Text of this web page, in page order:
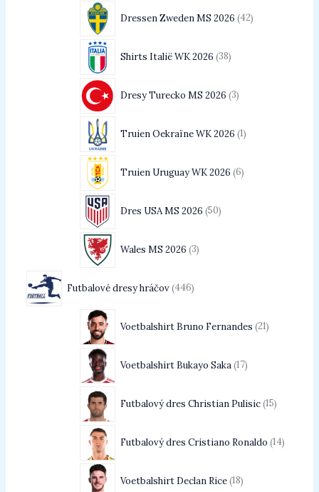
Dressen Zweden MS 2026 42
Shirts Italië WK 2026 38
Dresy Turecko MS 2026 3
Truien Oekraïne WK 2026 1
Truien Uruguay WK 2026 6
Dres USA MS 2026 50
Wales MS 2026 3
Futbalové dresy hráčov 446
Voetbalshirt Bruno Fernandes 21
Voetbalshirt Bukayo Saka 17
Futbalový dres Christian Pulisic 15
Futbalový dres Cristiano Ronaldo 14
Voetbalshirt Declan Rice 18